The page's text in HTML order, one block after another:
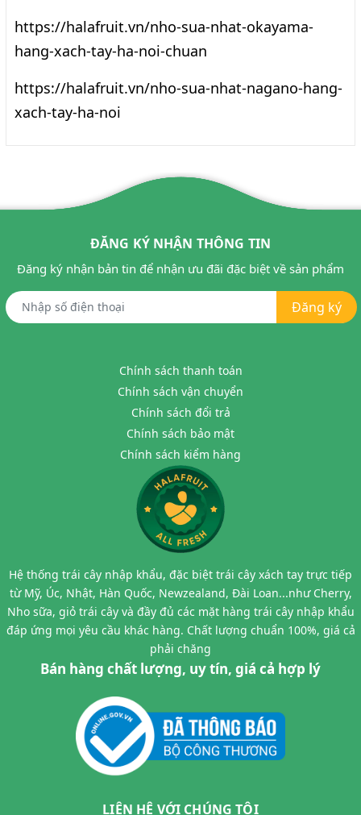
https://halafruit.vn/nho-sua-nhat-okayama-
hang-xach-tay-ha-noi-chuan
https://halafruit.vn/nho-sua-nhat-nagano-hang-
xach-tay-ha-noi
ĐĂNG KÝ NHẬN THÔNG TIN
Đăng ký nhận bản tin để nhận ưu đãi đặc biệt về sản phẩm
Đăng ký
Chính sách thanh toán
Chính sách vận chuyển
Chính sách đổi trả
Chính sách bảo mật
Chính sách kiểm hàng
Hệ thống trái cây nhập khẩu, đặc biệt trái cây xách tay trực tiếp
từ Mỹ, Úc, Nhật, Hàn Quốc, Newzealand, Đài Loan...như Cherry,
Nho sữa, giỏ trái cây và đầy đủ các mặt hàng trái cây nhập khẩu
đáp ứng mọi yêu cầu khác hàng. Chất lượng chuẩn 100%, giá cả
phải chăng
Bán hàng chất lượng, uy tín, giá cả hợp lý
LIÊN HỆ VỚI CHÚNG TÔI